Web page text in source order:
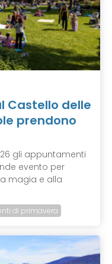
Castello delle
prendono
gli appuntamenti
evento per
magia e alla
di primavera